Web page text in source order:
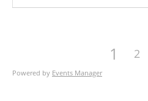
1 2
Powered by Events Manager